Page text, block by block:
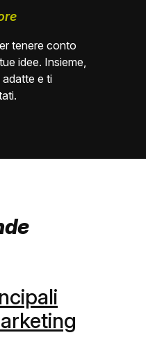
tenere conto
idee. Insieme,
e ti